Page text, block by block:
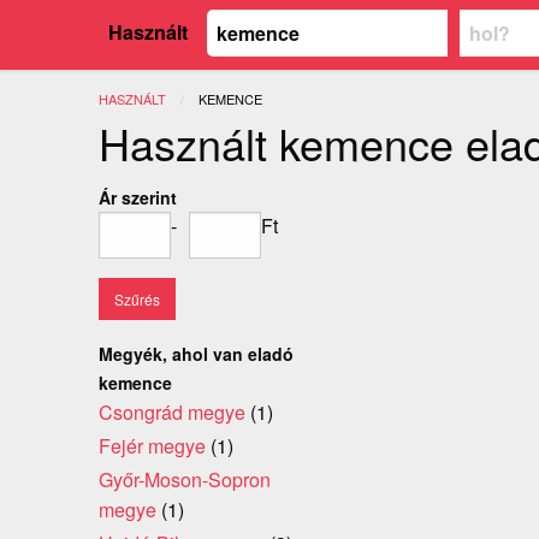
Használt
HASZNÁLT JELENLEGI:
KEMENCE
Használt kemence
Ár szerint
- Ft
Megyék, ahol van eladó
kemence
Csongrád megye (1)
Fejér megye (1)
Győr-Moson-Sopron
megye (1)